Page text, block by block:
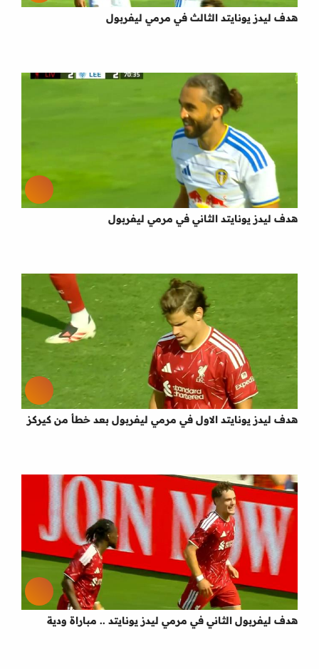
هدف ليدز يونايتد الثالث في مرمي ليفربول
هدف ليدز يونايتد الثاني في مرمي ليفربول
هدف ليدز يونايتد الاول في مرمي ليفربول بعد خطأ من كيركز
هدف ليفربول الثاني في مرمي ليدز يونايتد .. مباراة ودية